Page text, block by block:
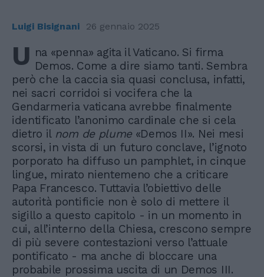
Luigi Bisignani 26 gennaio 2025
U na «penna» agita il Vaticano. Si firma
Demos. Come a dire siamo tanti. Sembra
però che la caccia sia quasi conclusa, infatti,
nei sacri corridoi si vocifera che la
Gendarmeria vaticana avrebbe finalmente
identificato l’anonimo cardinale che si cela
dietro il nom de plume«Demos II». Nei mesi
scorsi, in vista di un futuro conclave, l’ignoto
porporato ha diffuso un pamphlet, in cinque
lingue, mirato nientemeno che a criticare
Papa Francesco. Tuttavia l’obiettivo delle
autorità pontificie non è solo di mettere il
sigillo a questo capitolo - in un momento in
cui, all’interno della Chiesa, crescono sempre
di più severe contestazioni verso l’attuale
pontificato - ma anche di bloccare una
probabile prossima uscita di un Demos III.